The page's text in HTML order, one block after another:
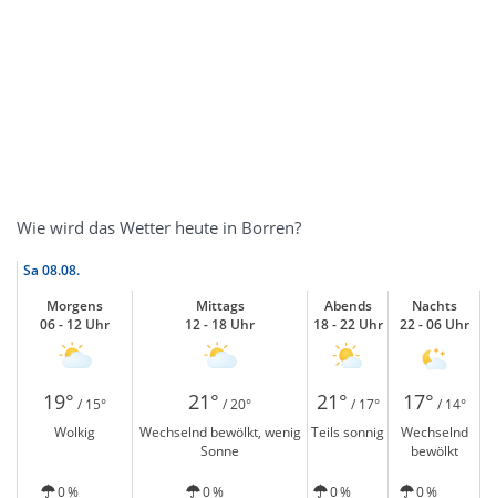
Wie wird das Wetter heute in Borren?
Sa 08.08.
Morgens
06 - 12 Uhr
Mittags
12 - 18 Uhr
Abends
18 - 22 Uhr
Nachts
22 - 06 Uhr
19° / 15° 21° / 20° 21° / 17° 17° / 14°
Wolkig
Wechselnd bewölkt, wenig
Sonne
Teils sonnig
Wechselnd
bewölkt
0 % 0 % 0 % 0 %